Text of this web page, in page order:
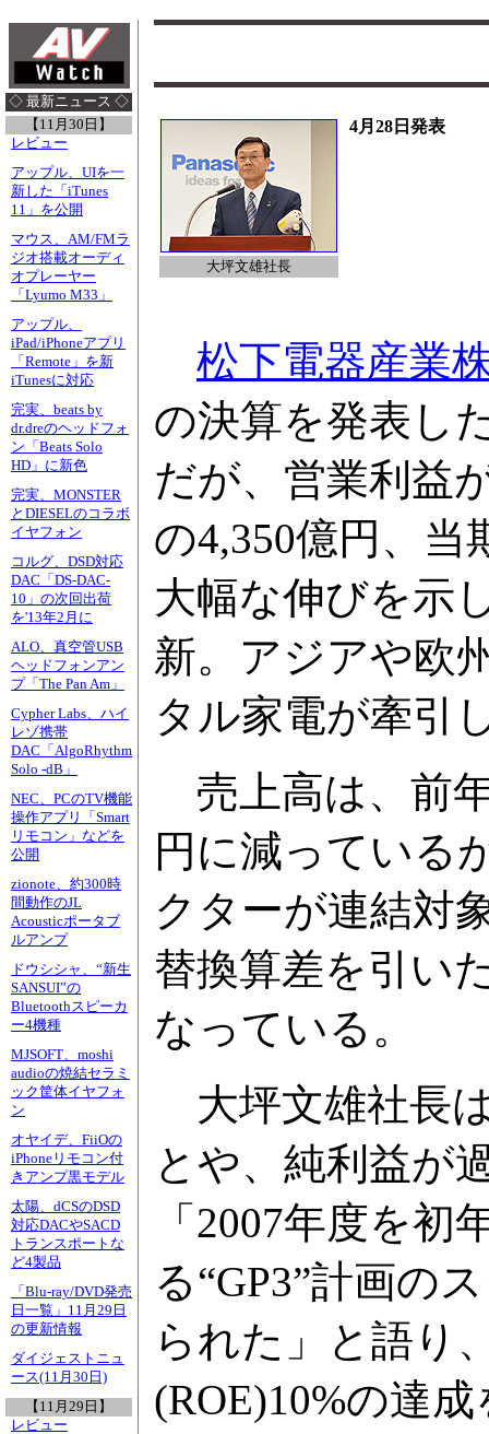
◇ 最新ニュース ◇
【11月30日】
レビュー
アップル、UIを一
新した「iTunes
11」を公開
マウス、AM/FMラ
ジオ搭載オーディ
オプレーヤー
「Lyumo M33」
アップル、
iPad/iPhoneアプリ
「Remote」を新
iTunesに対応
完実、beats by
dr.dreのヘッドフォ
ン「Beats Solo
HD」に新色
完実、MONSTER
とDIESELのコラボ
イヤフォン
コルグ、DSD対応
DAC「DS-DAC-
10」の次回出荷
を'13年2月に
ALO、真空管USB
ヘッドフォンアン
プ「The Pan Am」
Cypher Labs、ハイ
レゾ携帯
DAC「AlgoRhythm
Solo -dB」
NEC、PCのTV機能
操作アプリ「Smart
リモコン」などを
公開
zionote、約300時
間動作のJL
Acousticポータブ
ルアンプ
ドウシシャ、“新生
SANSUI”の
Bluetoothスピーカ
ー4機種
MJSOFT、moshi
audioの焼結セラミ
ック筐体イヤフォ
ン
オヤイデ、FiiOの
iPhoneリモコン付
きアンプ黒モデル
太陽、dCSのDSD
対応DACやSACD
トランスポートな
ど4製品
「Blu-ray/DVD発売
日一覧」11月29日
の更新情報
ダイジェストニュ
ース(11月30日)
【11月29日】
レビュー
大坪文雄社長
4月28日発表
松下電器産業
の決算を発表し
だが、営業利益
の4,350億円、当
大幅な伸びを示
新。アジアや欧
タル家電が牽引
売上高は、前
円に減っている
クターが連結対
替換算差を引い
なっている。
大坪文雄社長
とや、純利益が
「2007年度を
る“GP3”計画の
られた」と語り
(ROE)10%の達